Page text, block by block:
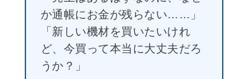
か通帳にお金が残らない……」
「新しい機材を買いたいけれ
ど、今買って本当に大丈夫だろ
うか？」